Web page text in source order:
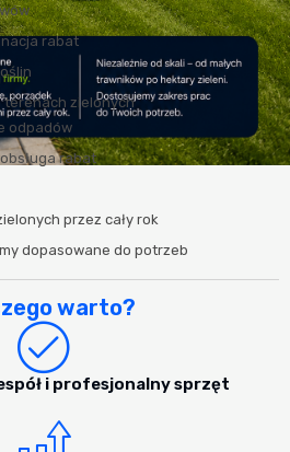
rabat
terenach zielonych
odpadów
rabat
przez cały rok
dopasowane do potrzeb
warto?
i profesjonalny sprzęt